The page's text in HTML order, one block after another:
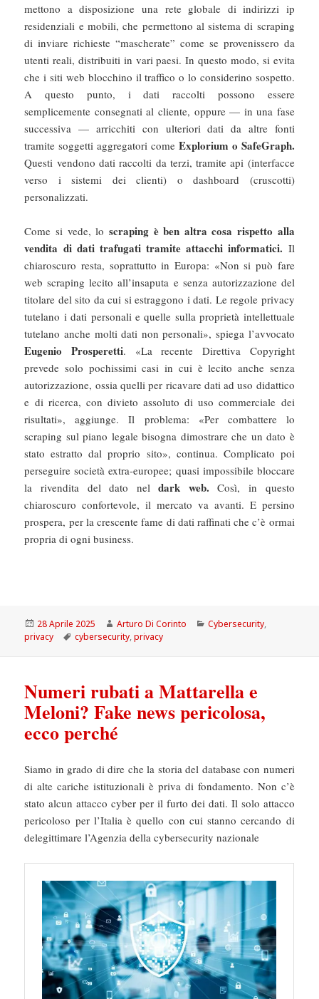
mettono a disposizione una rete globale di indirizzi ip
residenziali e mobili, che permettono al sistema di scraping
di inviare richieste “mascherate” come se provenissero da
utenti reali, distribuiti in vari paesi. In questo modo, si evita
che i siti web blocchino il traffico o lo considerino sospetto.
A questo punto, i dati raccolti possono essere
semplicemente consegnati al cliente, oppure — in una fase
successiva — arricchiti con ulteriori dati da altre fonti
tramite soggetti aggregatori come Explorium o SafeGraph.
Questi vendono dati raccolti da terzi, tramite api (interfacce
verso i sistemi dei clienti) o dashboard (cruscotti)
personalizzati.
Come si vede, lo scraping è ben altra cosa rispetto alla
vendita di dati trafugati tramite attacchi informatici. Il
chiaroscuro resta, soprattutto in Europa: «Non si può fare
web scraping lecito all’insaputa e senza autorizzazione del
titolare del sito da cui si estraggono i dati. Le regole privacy
tutelano i dati personali e quelle sulla proprietà intellettuale
tutelano anche molti dati non personali», spiega l’avvocato
Eugenio Prosperetti. «La recente Direttiva Copyright
prevede solo pochissimi casi in cui è lecito anche senza
autorizzazione, ossia quelli per ricavare dati ad uso didattico
e di ricerca, con divieto assoluto di uso commerciale dei
risultati», aggiunge. Il problema: «Per combattere lo
scraping sul piano legale bisogna dimostrare che un dato è
stato estratto dal proprio sito», continua. Complicato poi
perseguire società extra-europee; quasi impossibile bloccare
la rivendita del dato neldark web. Così, in questo
chiaroscuro confortevole, il mercato va avanti. E persino
prospera, per la crescente fame di dati raffinati che c’è ormai
propria di ogni business.
Scritto
il
28 Aprile 2025 Autore
Arturo Di Corinto Categorie
Cybersecurity,
privacy
Tag
cybersecurity,privacy
Numeri rubati a Mattarella e
Meloni? Fake news pericolosa,
ecco perché
Siamo in grado di dire che la storia del database con numeri
di alte cariche istituzionali è priva di fondamento. Non c’è
stato alcun attacco cyber per il furto dei dati. Il solo attacco
pericoloso per l’Italia è quello con cui stanno cercando di
delegittimare l’Agenzia della cybersecurity nazionale